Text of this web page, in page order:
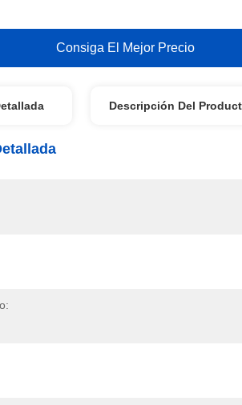
Consiga El Mejor Precio
Descripción Del